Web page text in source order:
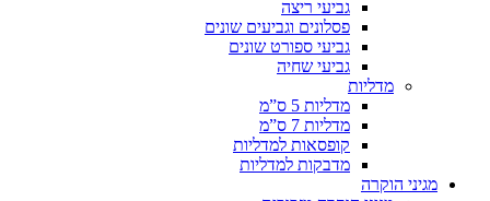
גביעי ריצה
פסלונים וגביעים שונים
גביעי ספורט שונים
גביעי שחיה
מדליות
מדליות 5 ס”מ
מדליות 7 ס”מ
קופסאות למדליות
מדבקות למדליות
מגיני הוקרה